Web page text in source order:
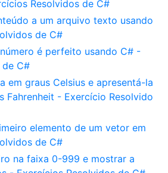
Resolvidos de C#
a um arquivo texto usando
de C#
é perfeito usando C# -
de C#
em graus Celsius e apresentá-la
Fahrenheit - Exercício Resolvido
elemento de um vetor em
de C#
na faixa 0-999 e mostrar a